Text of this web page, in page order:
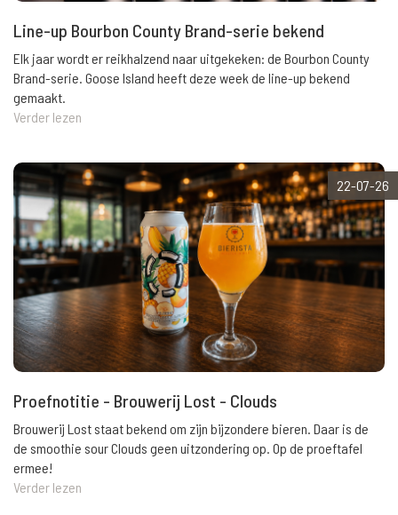
Line-up Bourbon County Brand-serie bekend
Elk jaar wordt er reikhalzend naar uitgekeken: de Bourbon County
Brand-serie. Goose Island heeft deze week de line-up bekend
gemaakt.
Verder lezen
22-07-26
Proefnotitie - Brouwerij Lost - Clouds
Brouwerij Lost staat bekend om zijn bijzondere bieren. Daar is de
de smoothie sour Clouds geen uitzondering op. Op de proeftafel
ermee!
Verder lezen